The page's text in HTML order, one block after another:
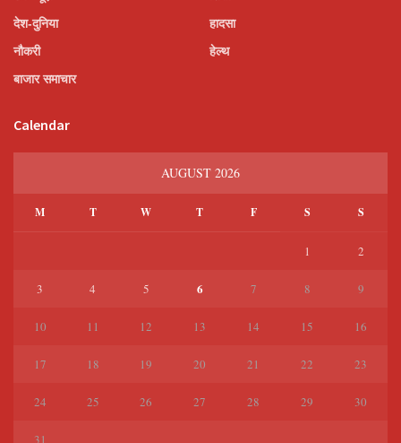
देश-दुनिया
नौकरी
बाजार समाचार
हादसा
हेल्थ
Calendar
AUGUST 2026
M T W T F S S
1 2
3 4 5 6 7 8 9
10 11 12 13 14 15 16
17 18 19 20 21 22 23
24 25 26 27 28 29 30
31